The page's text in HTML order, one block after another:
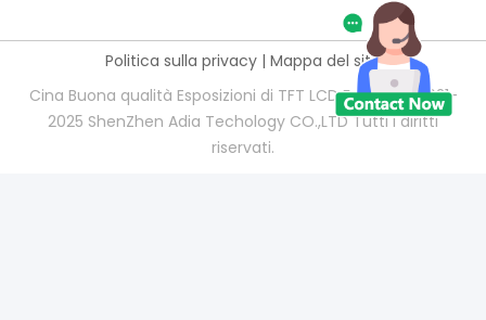
Politica sulla privacy | Mappa del sito
Cina Buona qualità Esposizioni di TFT LCD Fornitore. 2021-
2025 ShenZhen Adia Techology CO.,LTD Tutti i diritti
riservati.